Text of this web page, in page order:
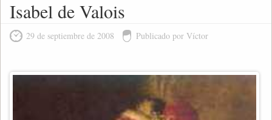
Isabel de Valois
29 de septiembre de 2008 Publicado por Víctor